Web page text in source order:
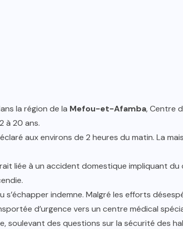
la région de la Mefou-et-Afamba, Centre
à 20 ans.
aux environs de 2 heures du matin. La
liée à un accident domestique impliquant
s’échapper indemne. Malgré les efforts
d’urgence vers un centre médical
des questions sur la sécurité des